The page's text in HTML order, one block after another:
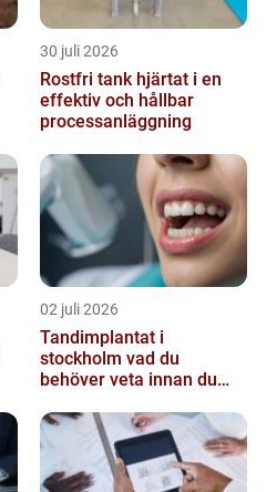
30 juli 2026
Rostfri tank hjärtat i en
effektiv och hållbar
processanläggning
02 juli 2026
Tandimplantat i
stockholm vad du
behöver veta innan du